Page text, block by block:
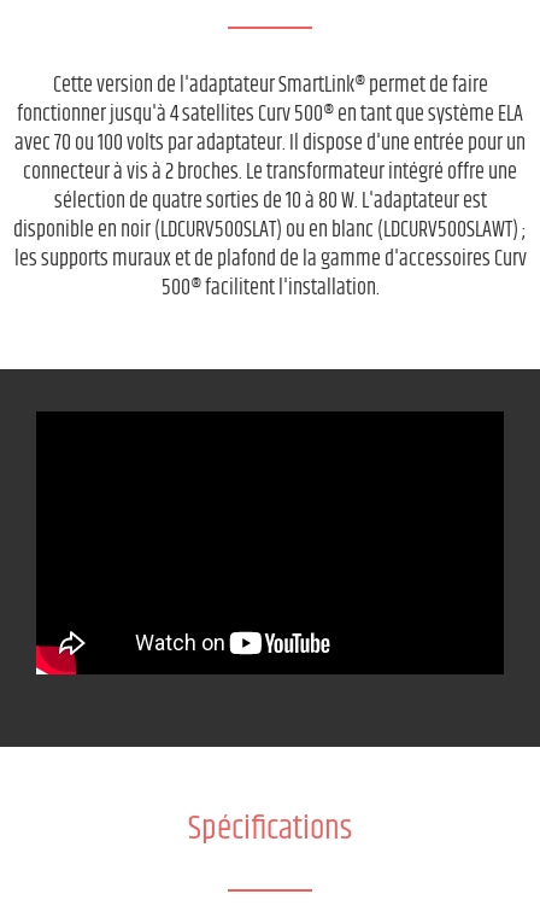
Cette version de l'adaptateur SmartLink® permet de faire
fonctionner jusqu'à 4 satellites Curv 500® en tant que système ELA
avec 70 ou 100 volts par adaptateur. Il dispose d'une entrée pour un
connecteur à vis à 2 broches. Le transformateur intégré offre une
sélection de quatre sorties de 10 à 80 W. L'adaptateur est
disponible en noir (LDCURV500SLAT) ou en blanc (LDCURV500SLAWT) ;
les supports muraux et de plafond de la gamme d'accessoires Curv
500® facilitent l'installation.
Spécifications